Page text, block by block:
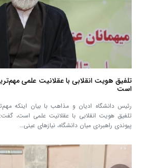
تلفیق هویت انقلابی با عقلانیت علمی
است
رئیس دانشگاه ادیان و مذاهب با بیان اینکه
تلفیق هویت انقلابی با عقلانیت علمی است، گفت:
پیوندی راهبردی میان دانشگاه، نیاز‌های عینی…